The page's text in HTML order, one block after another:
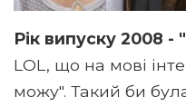
Рік випуску 2008 -
LOL, що на мові
можу". Такий би